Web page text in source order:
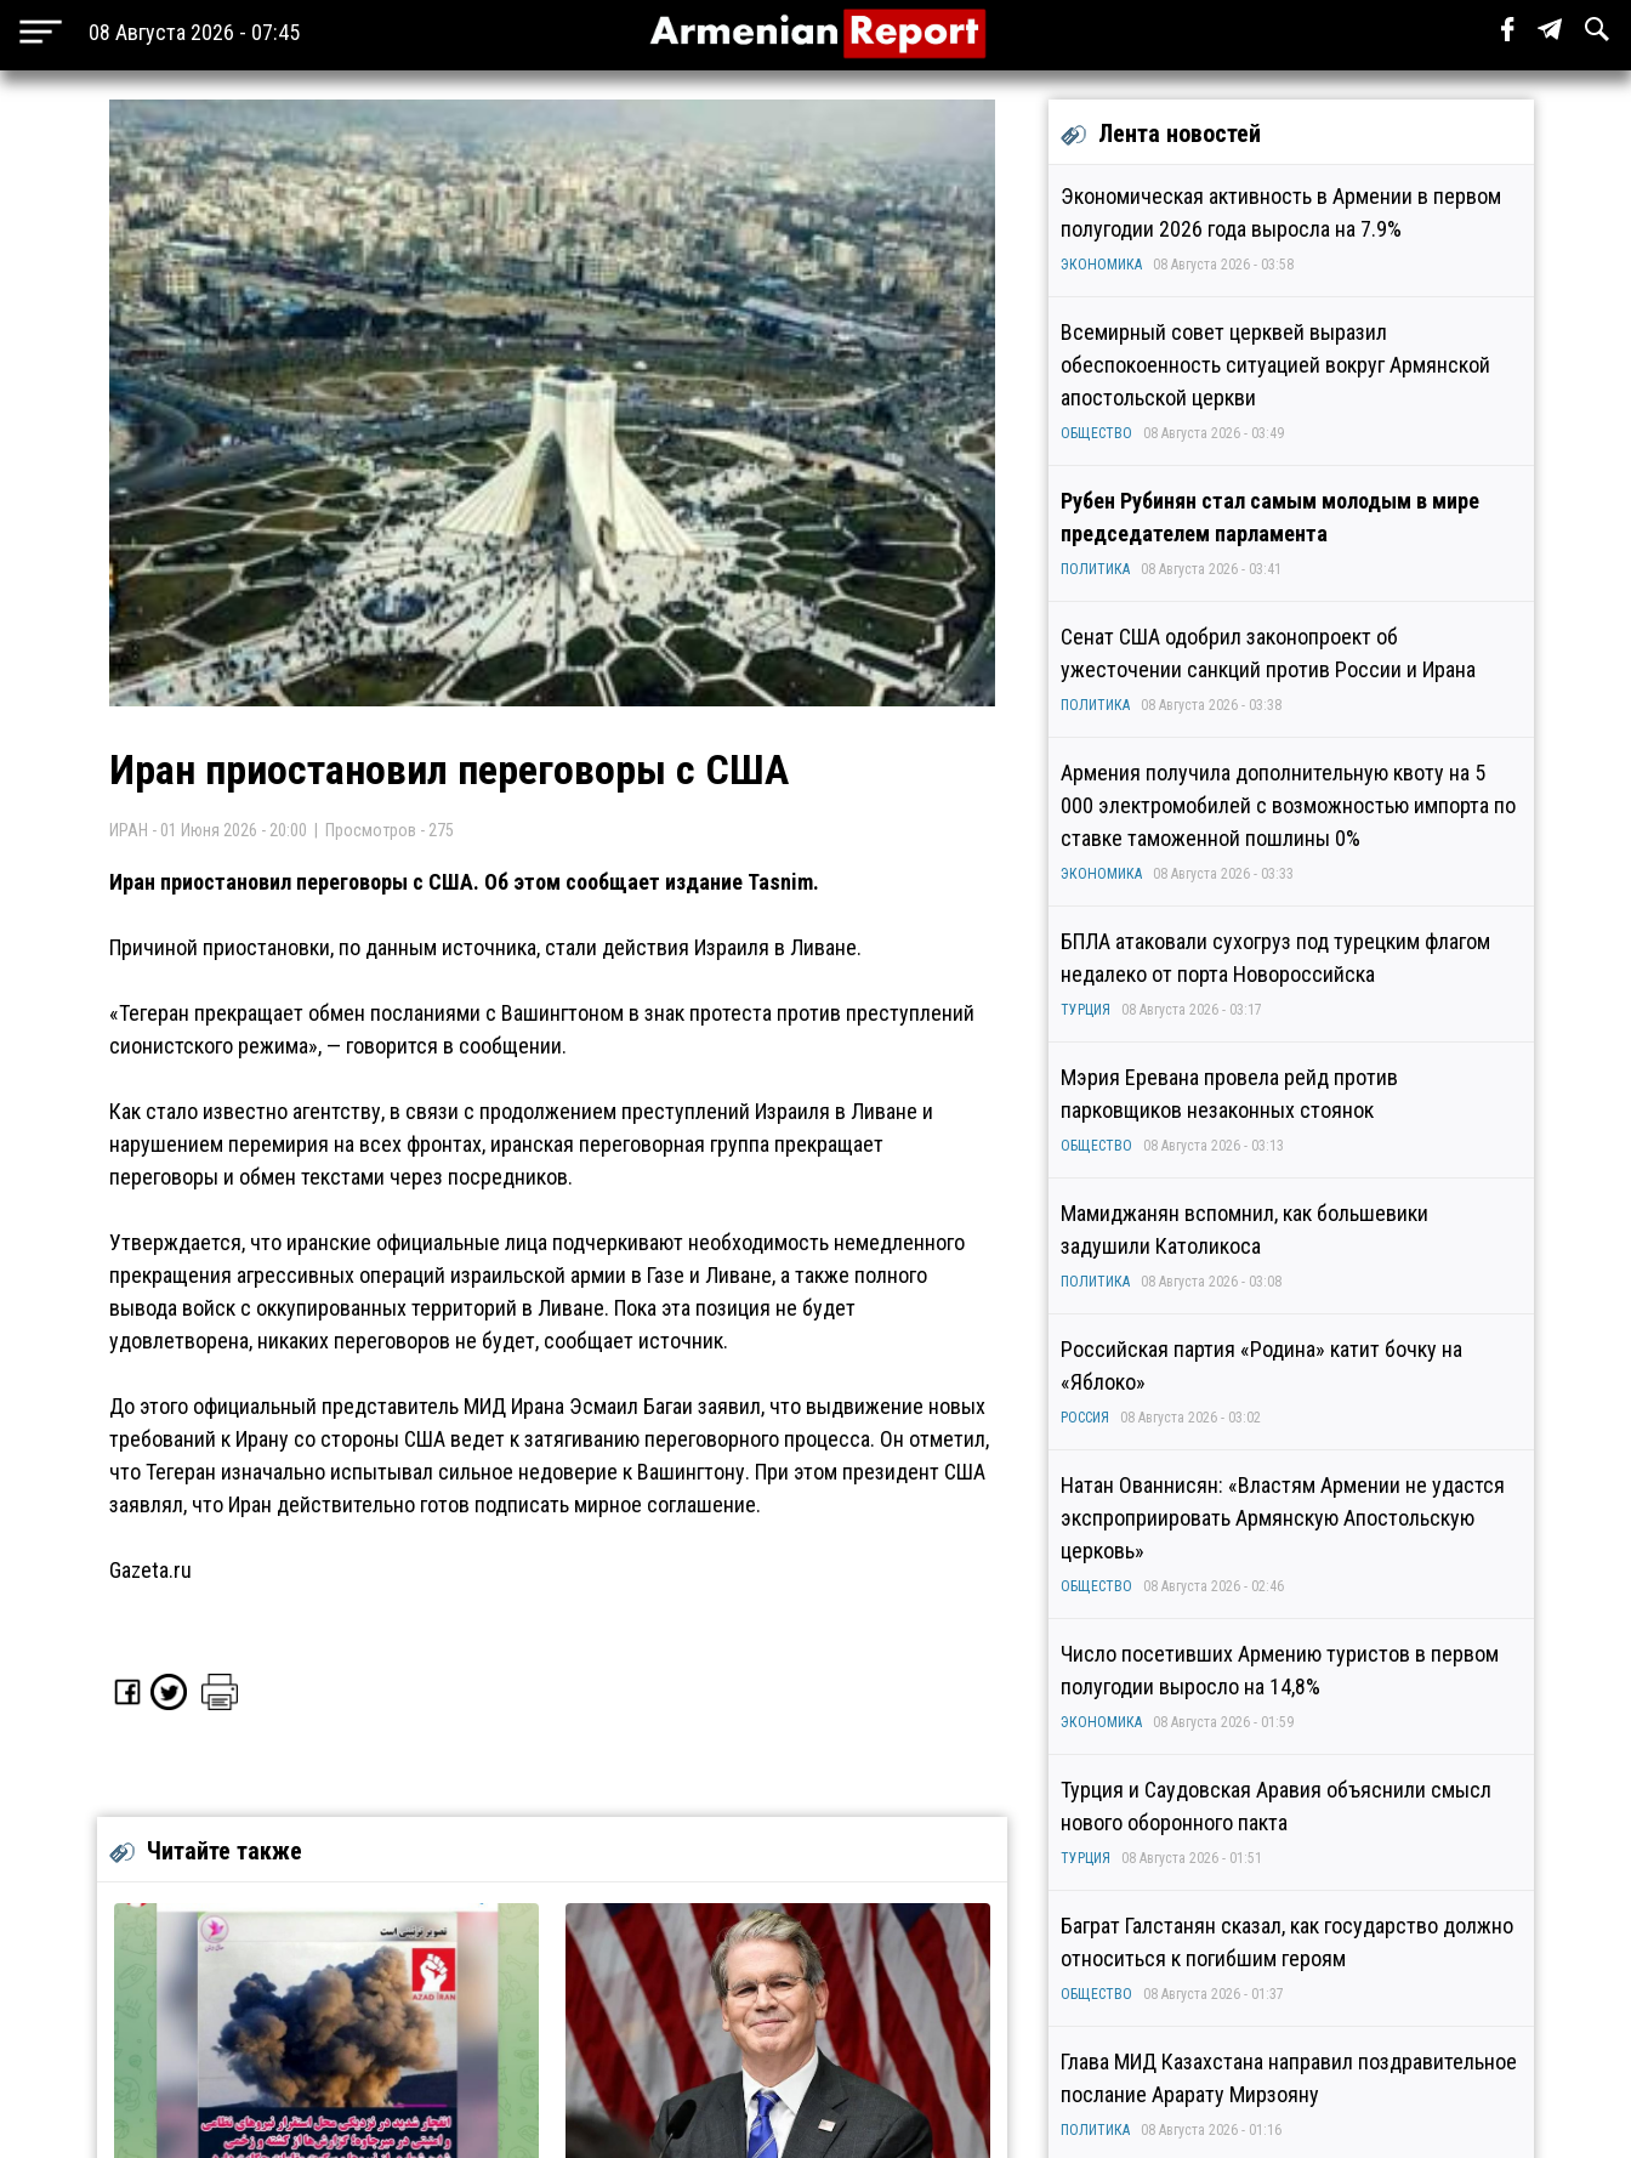
08 Августа 2026 - 07:45
Иран приостановил переговоры с США
ИРАН - 01 Июня 2026 - 20:00 | Просмотров - 275
Иран приостановил переговоры с США. Об этом сообщает издание Tasnim.
Причиной приостановки, по данным источника, стали действия Израиля в Ливане.
«Тегеран прекращает обмен посланиями с Вашингтоном в знак протеста против преступлений
сионистского режима», — говорится в сообщении.
Как стало известно агентству, в связи с продолжением преступлений Израиля в Ливане и
нарушением перемирия на всех фронтах, иранская переговорная группа прекращает
переговоры и обмен текстами через посредников.
Утверждается, что иранские официальные лица подчеркивают необходимость немедленного
прекращения агрессивных операций израильской армии в Газе и Ливане, а также полного
вывода войск с оккупированных территорий в Ливане. Пока эта позиция не будет
удовлетворена, никаких переговоров не будет, сообщает источник.
До этого официальный представитель МИД Ирана Эсмаил Багаи заявил, что выдвижение новых
требований к Ирану со стороны США ведет к затягиванию переговорного процесса. Он отметил,
что Тегеран изначально испытывал сильное недоверие к Вашингтону. При этом президент США
заявлял, что Иран действительно готов подписать мирное соглашение.
Gazeta.ru
Читайте также
Лента новостей
Экономическая активность в Армении в первом
полугодии 2026 года выросла на 7.9%
ЭКОНОМИКА 08 Августа 2026 - 03:58
Всемирный совет церквей выразил
обеспокоенность ситуацией вокруг Армянской
апостольской церкви
ОБЩЕСТВО 08 Августа 2026 - 03:49
Рубен Рубинян стал самым молодым в мире
председателем парламента
ПОЛИТИКА 08 Августа 2026 - 03:41
Сенат США одобрил законопроект об
ужесточении санкций против России и Ирана
ПОЛИТИКА 08 Августа 2026 - 03:38
Армения получила дополнительную квоту на 5
000 электромобилей с возможностью импорта по
ставке таможенной пошлины 0%
ЭКОНОМИКА 08 Августа 2026 - 03:33
БПЛА атаковали сухогруз под турецким флагом
недалеко от порта Новороссийска
ТУРЦИЯ 08 Августа 2026 - 03:17
Мэрия Еревана провела рейд против
парковщиков незаконных стоянок
ОБЩЕСТВО 08 Августа 2026 - 03:13
Мамиджанян вспомнил, как большевики
задушили Католикоса
ПОЛИТИКА 08 Августа 2026 - 03:08
Российская партия «Родина» катит бочку на
«Яблоко»
РОССИЯ 08 Августа 2026 - 03:02
Натан Ованнисян: «Властям Армении не удастся
экспроприировать Армянскую Апостольскую
церковь»
ОБЩЕСТВО 08 Августа 2026 - 02:46
Число посетивших Армению туристов в первом
полугодии выросло на 14,8%
ЭКОНОМИКА 08 Августа 2026 - 01:59
Турция и Саудовская Аравия объяснили смысл
нового оборонного пакта
ТУРЦИЯ 08 Августа 2026 - 01:51
Баграт Галстанян сказал, как государство должно
относиться к погибшим героям
ОБЩЕСТВО 08 Августа 2026 - 01:37
Глава МИД Казахстана направил поздравительное
послание Арарату Мирзояну
ПОЛИТИКА 08 Августа 2026 - 01:16